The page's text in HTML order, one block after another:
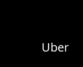
Uber